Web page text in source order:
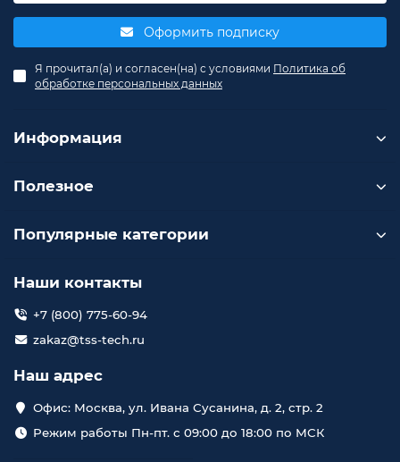
Оформить подписку
Я прочитал(а) и согласен(на) с условиями Политика об
обработке персональных данных
Информация
Полезное
Популярные категории
Наши контакты
+7 (800) 775-60-94
zakaz@tss-tech.ru
Наш адрес
Офис: Москва, ул. Ивана Сусанина, д. 2, стр. 2
Режим работы Пн-пт. с 09:00 до 18:00 по МСК